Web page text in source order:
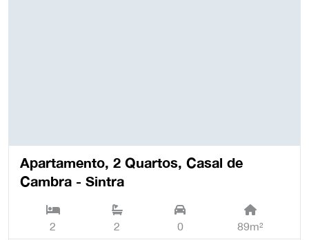
Apartamento, 2 Quartos, Casal de
Cambra - Sintra
2 2 0 89m²